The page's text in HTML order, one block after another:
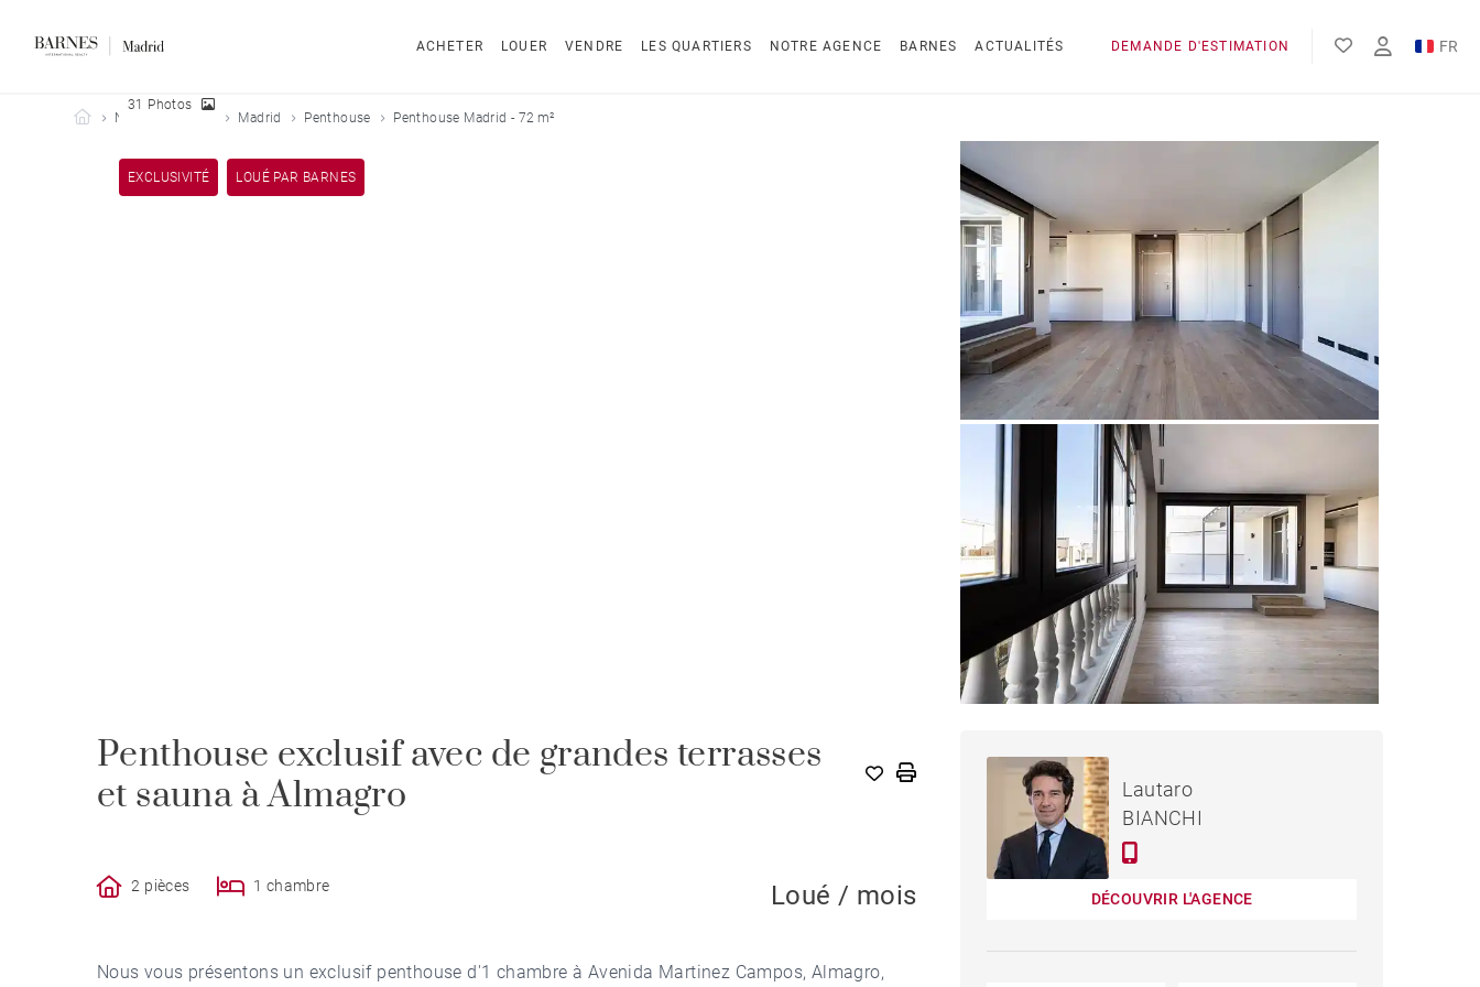
ACHETER LOUER VENDRE LES QUARTIERS NOTRE AGENCE BARNES ACTUALITÉS DEMANDE D'ESTIMATION FR
EN
Barnes Madrid
Nos biens loués Madrid Penthouse Penthouse Madrid - 72 m²
EXCLUSIVITÉ LOUÉ PAR BARNES
31 Photos
Penthouse exclusif avec de grandes terrasses
et sauna à Almagro
2 pièces 1 chambre Loué / mois
Nous vous présentons un exclusif penthouse d'1 chambre à Avenida Martinez Campos, Almagro,
PENTHOUSE MADRID -
72 M²Lautaro
BIANCHI
DÉCOUVRIR L'AGENCE